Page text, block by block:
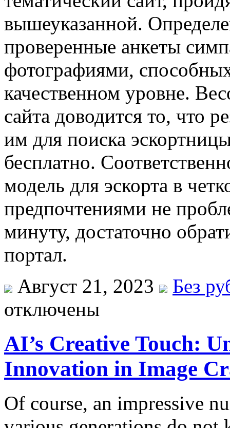
вышеуказанной.
проверенные анкеты
фотографиями,
качественном уровне.
сайта доводится то, что
им для поиска
бесплатно.
модель для эскорта в
предпочтениями не
минуту, достаточно
портал.
Август 21, 2023
Без
отключены
AI’s Creative Touch:
Innovation in Image
Of course, an impressive